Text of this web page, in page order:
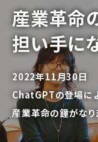
産業革命
担い手に
2022年11月30日
ChatGPTの登場に
産業革命の鐘がなり